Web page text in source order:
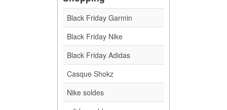
Black Friday Garmin
Black Friday Nike
Black Friday Adidas
Casque Shokz
Nike soldes